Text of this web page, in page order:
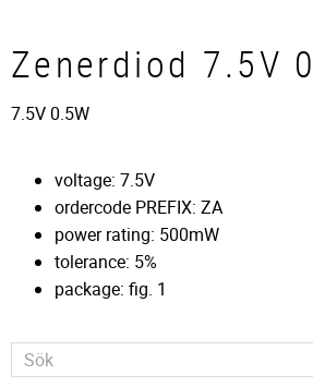
Zenerdiod 7.5V
7.5V 0.5W
voltage: 7.5V
ordercode PREFIX: ZA
power rating: 500mW
tolerance: 5%
package: fig. 1